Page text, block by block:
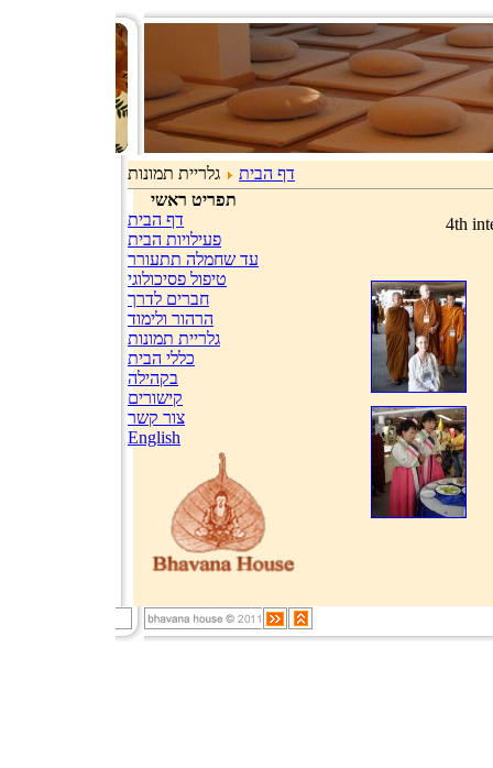
דף הבית
גלריית תמונות
תפריט ראשי
דף הבית
פעילויות הבית
עד שחמלה תתעורר
טיפול פסיכולוגי
חברים לדרך
הרהור ולימוד
גלריית תמונות
כללי הבית
בקהילה
קישורים
צור קשר
English
4th